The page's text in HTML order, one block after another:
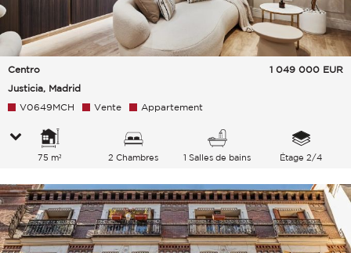
Centro
Justicia, Madrid
1 049 000 EUR
V0649MCH Vente Appartement
75 m² 2 Chambres 1 Salles de bains Étage 2/4